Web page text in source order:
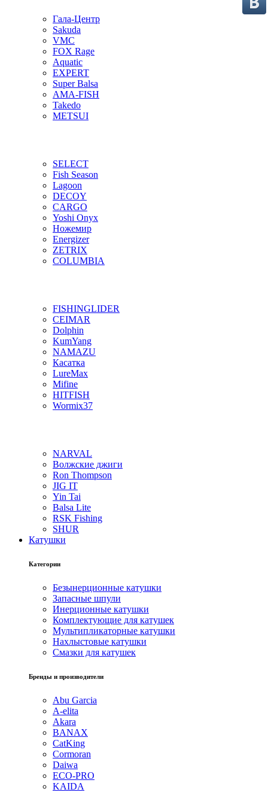
Гала-Центр
Sakuda
VMC
FOX Rage
Aquatic
EXPERT
Super Balsa
AMA-FISH
Takedo
METSUI
SELECT
Fish Season
Lagoon
DECOY
CARGO
Yoshi Onyx
Ножемир
Energizer
ZETRIX
COLUMBIA
FISHINGLIDER
CEIMAR
Dolphin
KumYang
NAMAZU
Касатка
LureMax
Mifine
HITFISH
Wormix37
NARVAL
Волжские джиги
Ron Thompson
JIG IT
Yin Tai
Balsa Lite
RSK Fishing
SHUR
Катушки
Категории
Безынерционные катушки
Запасные шпули
Инерционные катушки
Комплектующие для катушек
Мультипликаторные катушки
Нахлыстовые катушки
Смазки для катушек
Бренды и производители
Abu Garcia
A-elita
Akara
BANAX
CatKing
Cormoran
Daiwa
ECO-PRO
KAIDA